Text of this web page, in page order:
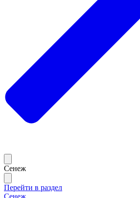
Сенеж
Перейти в раздел
Сенеж